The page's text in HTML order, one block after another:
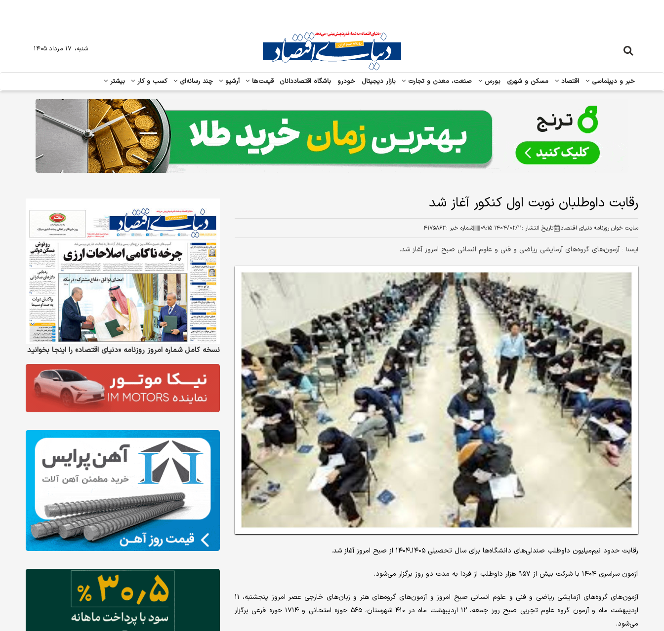
خبر و دیپلماسی اقتصاد مسکن و شهری بورس صنعت، معدن و تجارت بازار دیجیتال خودرو باشگاه اقتصاددانان قیمت‌ها آرشیو چند رسانه‌ای کسب و کار بیشتر
شنبه، ۱۷ مرداد ۱۴۰۵
رقابت داوطلبان نوبت اول کنکور آغاز شد
سایت خوان روزنامه دنیای اقتصاد تاریخ انتشار :۱۴۰۴/۰۲/۱۱ ۰۹:۱۵ شماره خبر :۴۱۷۵۸۶۳
ایسنا : آزمون‌های گروه‌های آزمایشی ریاضی و فنی و علوم انسانی صبح امروز آغاز شد.
رقابت حدود نیم‌میلیون داوطلب صندلی‌های دانشگاه‌ها برای سال تحصیلی ۱۴۰۵ـ۱۴۰۴ از صبح امروز آغاز شد.
آزمون سراسری ۱۴۰۴ با شرکت بیش از ۹۵۷ هزار داوطلب از فردا به مدت دو روز برگزار می‌شود.
آزمون‌های گروه‌های آزمایشی ریاضی و فنی و علوم انسانی صبح امروز و آزمون‌های گروه‌های هنر و زبان‌های خارجی عصر امروز پنجشنبه، ۱۱
اردیبهشت ماه و آزمون گروه علوم تجربی صبح روز جمعه، ۱۲ اردیبهشت ماه در ۴۱۰ شهرستان، ۵۶۵ حوزه امتحانی و ۱۷۱۴ حوزه فرعی برگزار
می‌شود.
نسخه کامل شماره امروز روزنامه «دنیای‌ اقتصاد» را اینجا بخوانید